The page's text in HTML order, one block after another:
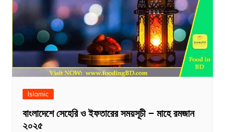
Islamic
বাংলাদেশে সেহেরি ও ইফতারের সময়সূচী – মাহে রমজান
২০২৫